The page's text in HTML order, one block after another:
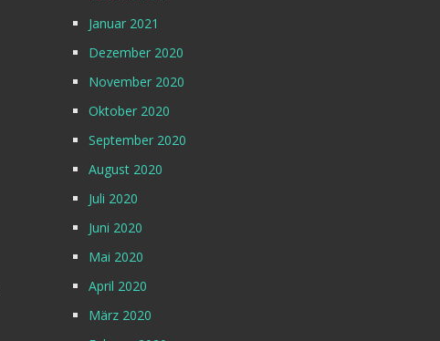
Januar 2021
Dezember 2020
November 2020
Oktober 2020
September 2020
August 2020
Juli 2020
Juni 2020
Mai 2020
April 2020
März 2020